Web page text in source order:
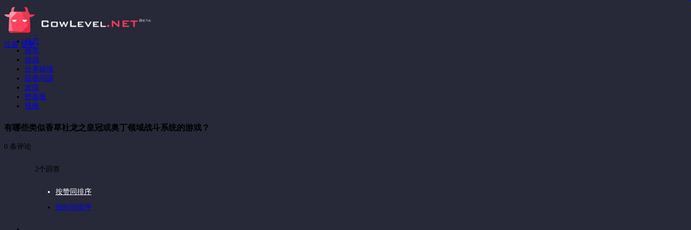
注册 登录
动态
推荐
游戏
分享链接
回答问题
发现
野蔷薇
视频
有哪些类似香草社龙之皇冠或奥丁领域战斗系统的游戏？
0 条评论
2个回答
按赞同排序
按时间排序